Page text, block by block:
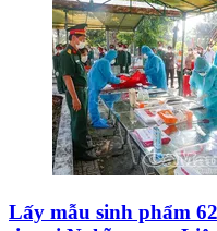
Lấy mẫu sinh phẩm